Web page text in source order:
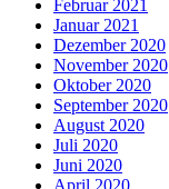
Februar 2021
Januar 2021
Dezember 2020
November 2020
Oktober 2020
September 2020
August 2020
Juli 2020
Juni 2020
April 2020